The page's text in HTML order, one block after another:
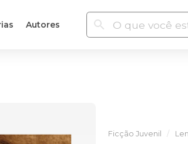
Autores
Ficção Juvenil